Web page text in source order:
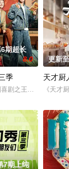
构时代常
秒流逝，能量持续
期超长
8.0
季
剧之王的故事，汇
更新
天才厨
《天才
7期上纯